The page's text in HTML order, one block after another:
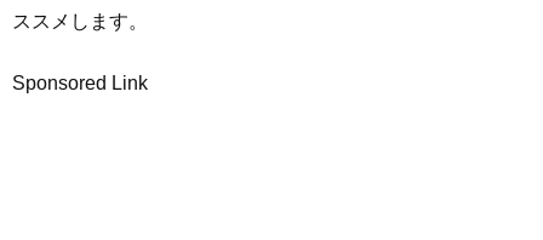
ススメします。
Sponsored Link